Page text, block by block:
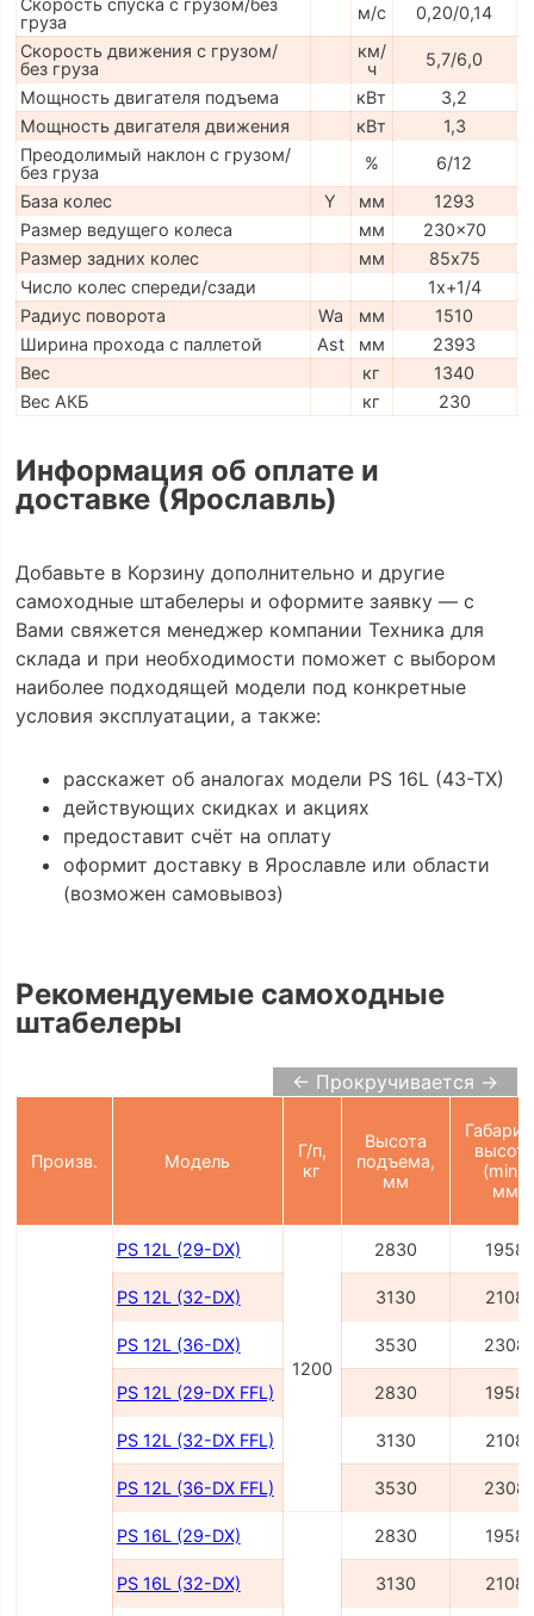
Скорость спуска с грузом/без
груза
м/с
0,20/0,14
Скорость движения с грузом/
без груза
км/
ч
5,7/6,0
Мощность двигателя подъема
кВт
3,2
Мощность двигателя движения
кВт
1,3
Преодолимый наклон с грузом/
без груза
%
6/12
База колес
Y мм
1293
Размер ведущего колеса
мм
230x70
Размер задних колес
мм
85х75
Число колес спереди/сзади
1x+1/4
Радиус поворота
Wa мм
1510
Ширина прохода с паллетой
Ast мм
2393
Вес
кг
1340
Вес АКБ
кг 230
Информация об оплате и
доставке (Ярославль)
Добавьте в Корзину дополнительно и другие
самоходные штабелеры и оформите заявку — с
Вами свяжется менеджер компании Техника для
склада и при необходимости поможет с выбором
наиболее подходящей модели под конкретные
условия эксплуатации, а также:
расскажет об аналогах модели PS 16L (43-TX)
действующих скидках и акциях
предоставит счёт на оплату
оформит доставку в Ярославле или области
(возможен самовывоз)
Рекомендуемые самоходные
штабелеры
← Прокручивается →
Произв. Модель
Г/п,
кг
Высота
подъема,
мм
(min),
мм
PS 12L (29-DX)
1200
2830 1958
PS 12L (32-DX) 3130 2108
PS 12L (36-DX) 3530 2308
PS 12L (29-DX FFL) 2830 1958
PS 12L (32-DX FFL) 3130 2108
PS 12L (36-DX FFL) 3530 2308
PS 16L (29-DX) 2830 1958
PS 16L (32-DX) 3130 2108